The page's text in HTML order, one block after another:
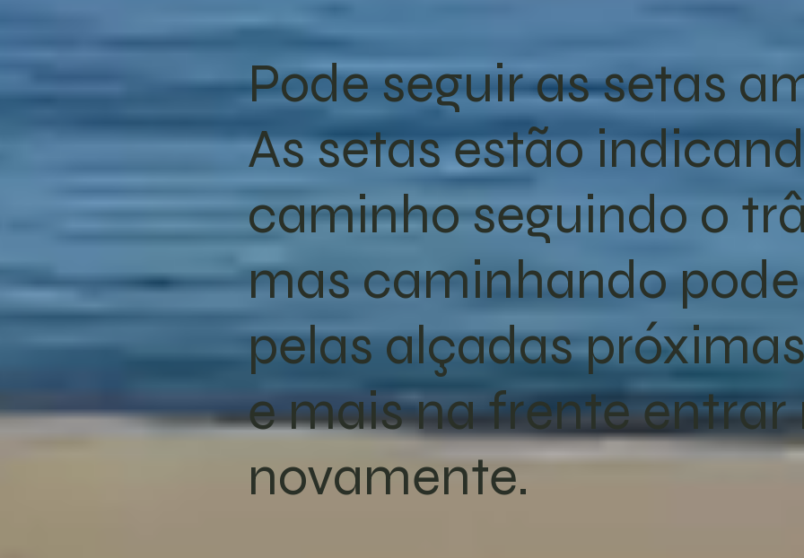
Pode seguir as setas
As setas estão
caminho seguindo o
mas caminhando
pelas alçadas
e mais na frente entrar
novamente.